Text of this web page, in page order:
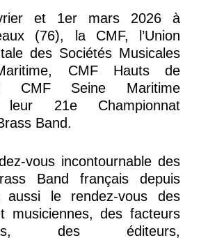
et 1er mars 2026 à
(76), la CMF, l’Union
des Sociétés Musicales
CMF Hauts de
CMF Seine Maritime
leur 21e Championnat
Band.
vous incontournable des
Band français depuis
aussi le rendez-vous des
musiciennes, des facteurs
des éditeurs,